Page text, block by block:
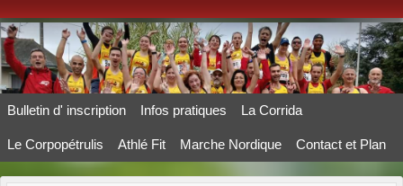
Bulletin d' inscription Infos pratiques La Corrida
Le Corpopétrulis Athlé Fit Marche Nordique Contact et Plan